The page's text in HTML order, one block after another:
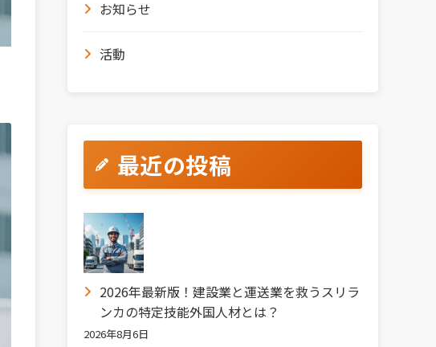
お知らせ
活動
最近の投稿
2026年最新版！建設業と運送業を救うスリラ
ンカの特定技能外国人材とは？
2026年8月6日